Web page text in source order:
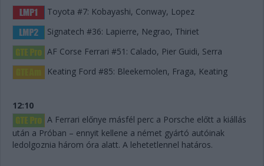
Toyota #7: Kobayashi, Conway, Lopez
Signatech #36: Lapierre, Negrao, Thiriet
AF Corse Ferrari #51: Calado, Pier Guidi, Serra
Keating Ford #85: Bleekemolen, Fraga, Keating
12:10
A Ferrari előnye másfél perc a Porsche előtt a kiállás
után a Próban – ennyit kellene a német gyártó autóinak
ledolgoznia három óra alatt. A lehetetlennel határos.